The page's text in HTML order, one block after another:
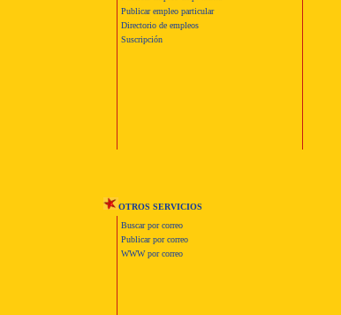
Publicar empleo particular
Directorio de empleos
Suscripción
OTROS SERVICIOS
Buscar por correo
Publicar por correo
WWW por correo